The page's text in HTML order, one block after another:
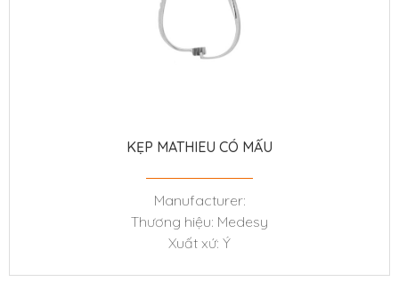
KẸP MATHIEU CÓ MẤU
Manufacturer:
Thương hiệu: Medesy
Xuất xứ: Ý